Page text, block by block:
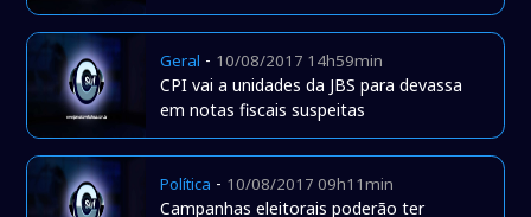
Geral - 10/08/2017 14h59min
CPI vai a unidades da JBS para devassa
em notas fiscais suspeitas
Política - 10/08/2017 09h11min
Campanhas eleitorais poderão ter